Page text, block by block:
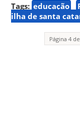
Tags: educação
ilha de santa
Página 4